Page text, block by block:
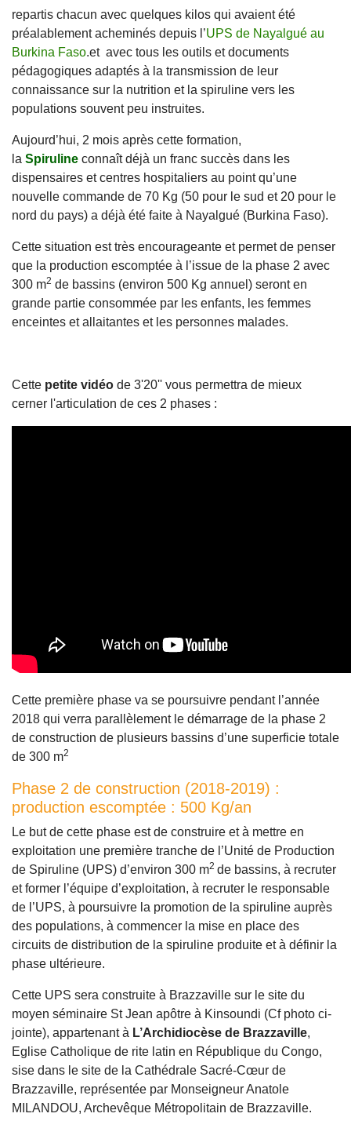
repartis chacun avec quelques kilos qui avaient été
préalablement acheminés depuis l’UPS de Nayalgué au
Burkina Faso.et avec tous les outils et documents
pédagogiques adaptés à la transmission de leur
connaissance sur la nutrition et la spiruline vers les
populations souvent peu instruites.
Aujourd’hui, 2 mois après cette formation,
la Spiruline connaît déjà un franc succès dans les
dispensaires et centres hospitaliers au point qu’une
nouvelle commande de 70 Kg (50 pour le sud et 20 pour le
nord du pays) a déjà été faite à Nayalgué (Burkina Faso).
Cette situation est très encourageante et permet de penser
que la production escomptée à l’issue de la phase 2 avec
300 m2 de bassins (environ 500 Kg annuel) seront en
grande partie consommée par les enfants, les femmes
enceintes et allaitantes et les personnes malades.
Cette petite vidéo de 3'20'' vous permettra de mieux
cerner l'articulation de ces 2 phases :
Cette première phase va se poursuivre pendant l’année
2018 qui verra parallèlement le démarrage de la phase 2
de construction de plusieurs bassins d’une superficie totale
de 300 m2
Phase 2 de construction (2018-2019) :
production escomptée : 500 Kg/an
Le but de cette phase est de construire et à mettre en
exploitation une première tranche de l’Unité de Production
de Spiruline (UPS) d’environ 300 m2 de bassins, à recruter
et former l’équipe d’exploitation, à recruter le responsable
de l’UPS, à poursuivre la promotion de la spiruline auprès
des populations, à commencer la mise en place des
circuits de distribution de la spiruline produite et à définir la
phase ultérieure.
Cette UPS sera construite à Brazzaville sur le site du
moyen séminaire St Jean apôtre à Kinsoundi (Cf photo ci-
jointe), appartenant à L’Archidiocèse de Brazzaville,
Eglise Catholique de rite latin en République du Congo,
sise dans le site de la Cathédrale Sacré-Cœur de
Brazzaville, représentée par Monseigneur Anatole
MILANDOU, Archevêque Métropolitain de Brazzaville.